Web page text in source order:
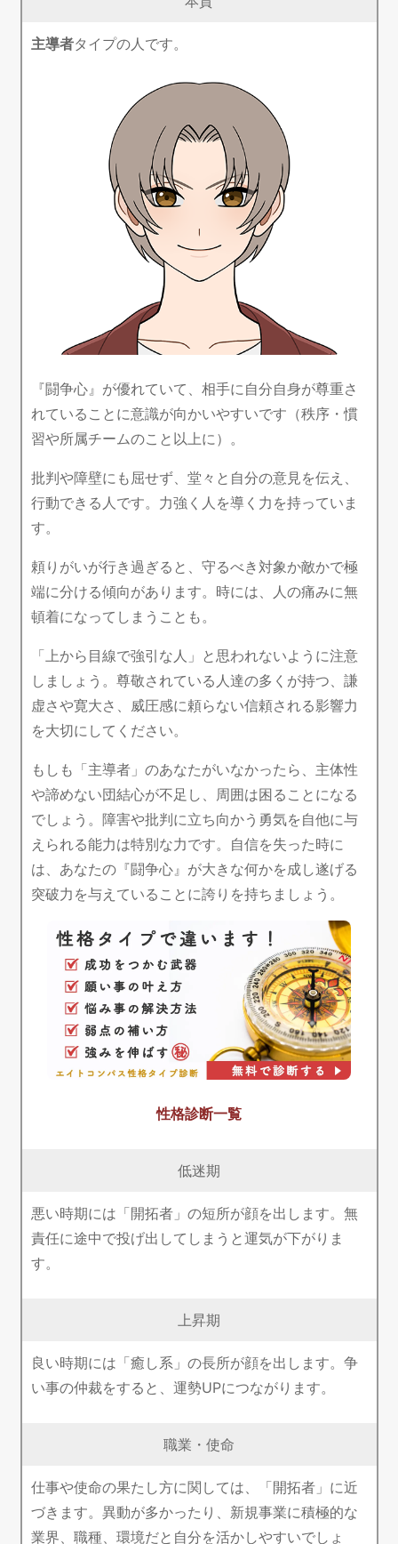
主導者タイプの人です。
『闘争心』が優れていて、相手に自分自身が尊重さ
れていることに意識が向かいやすいです（秩序・慣
習や所属チームのこと以上に）。
批判や障壁にも屈せず、堂々と自分の意見を伝え、
行動できる人です。力強く人を導く力を持っていま
す。
頼りがいが行き過ぎると、守るべき対象か敵かで極
端に分ける傾向があります。時には、人の痛みに無
頓着になってしまうことも。
「上から目線で強引な人」と思われないように注意
しましょう。尊敬されている人達の多くが持つ、謙
虚さや寛大さ、威圧感に頼らない信頼される影響力
を大切にしてください。
もしも「主導者」のあなたがいなかったら、主体性
や諦めない団結心が不足し、周囲は困ることになる
でしょう。障害や批判に立ち向かう勇気を自他に与
えられる能力は特別な力です。自信を失った時に
は、あなたの『闘争心』が大きな何かを成し遂げる
突破力を与えていることに誇りを持ちましょう。
性格診断一覧
低迷期
悪い時期には「開拓者」の短所が顔を出します。無
責任に途中で投げ出してしまうと運気が下がりま
す。
上昇期
良い時期には「癒し系」の長所が顔を出します。争
い事の仲裁をすると、運勢UPにつながります。
職業・使命
仕事や使命の果たし方に関しては、「開拓者」に近
づきます。異動が多かったり、新規事業に積極的な
業界、職種、環境だと自分を活かしやすいでしょ